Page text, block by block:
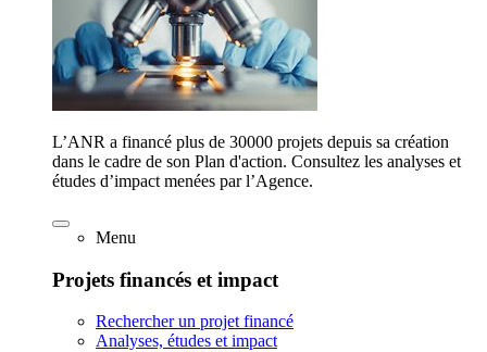
L’ANR a financé plus de 30000 projets depuis sa création
dans le cadre de son Plan d'action. Consultez les analyses et
études d’impact menées par l’Agence.
Menu
Projets financés et impact
Rechercher un projet financé
Analyses, études et impact